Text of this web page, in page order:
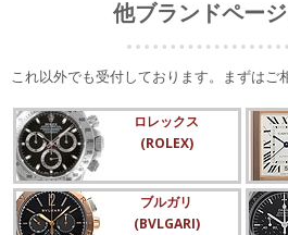
他ブランドペー
これ以外でも受付しております。まずはご
ロレックス
(ROLEX)
ブルガリ
(BVLGARI)